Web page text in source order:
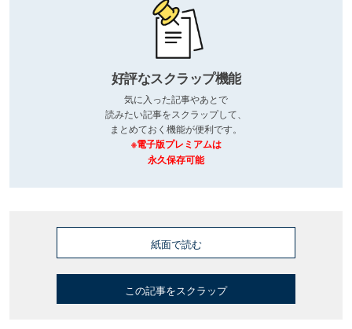
好評なスクラップ機能
気に入った記事やあとで
読みたい記事をスクラップして、
まとめておく機能が便利です。
※電子版プレミアムは
永久保存可能
紙面で読む
この記事をスクラップ